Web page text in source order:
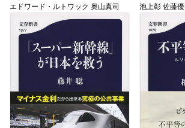
エドワード・ルトワック 奥山真司 池上彰 佐藤優